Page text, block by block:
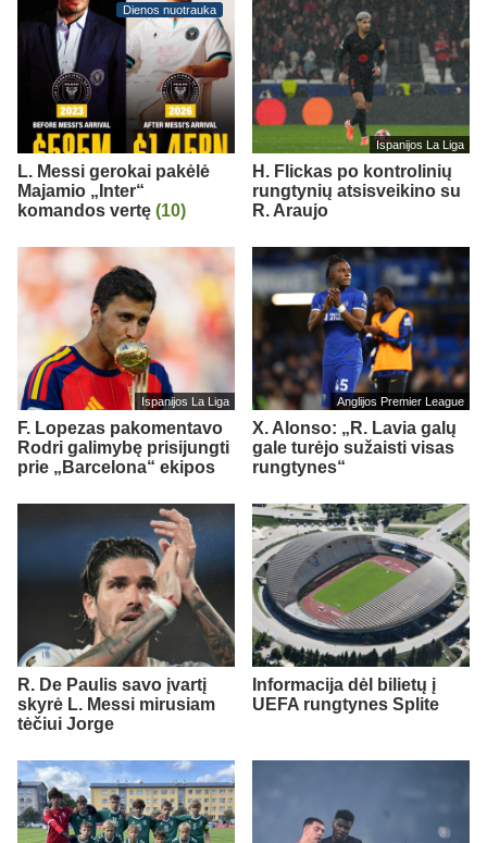
Dienos nuotrauka
L. Messi gerokai pakėlė
Majamio „Inter“
komandos vertę (10)
Ispanijos La Liga
H. Flickas po kontrolinių
rungtynių atsisveikino su
R. Araujo
Ispanijos La Liga
F. Lopezas pakomentavo
Rodri galimybę prisijungti
prie „Barcelona“ ekipos
Anglijos Premier League
X. Alonso: „R. Lavia galų
gale turėjo sužaisti visas
rungtynes“
R. De Paulis savo įvartį
skyrė L. Messi mirusiam
tėčiui Jorge
Informacija dėl bilietų į
UEFA rungtynes Splite